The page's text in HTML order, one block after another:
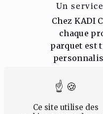
Un
Chez KADI
chaque
parquet est
prennent
attentes,
votre
proposer
Ce site utilise des